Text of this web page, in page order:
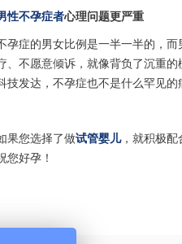
性不孕症者心理问题更严重
孕症的男女比例是一半一半的，
、不愿意倾诉，就像背负了沉重
技发达，不孕症也不是什么罕见的
果您选择了做试管婴儿，就积极配
您好孕！